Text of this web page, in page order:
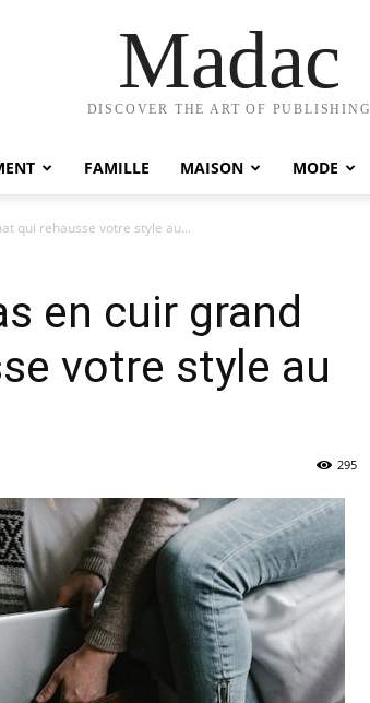
Madac
DISCOVER THE ART OF PUBLISHING
FAMILLE MAISON MODE
qui rehausse votre style au...
en cuir grand
votre style au
295